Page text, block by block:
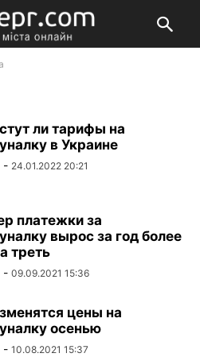
ли тарифы на
в Украине
- 24.01.2022 20:21
платежки за
вырос за год более
треть
- 09.09.2021 15:36
цены на
осенью
- 10.08.2021 15:37